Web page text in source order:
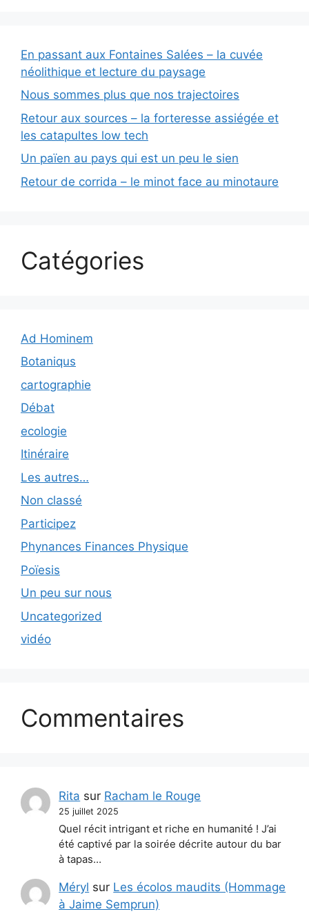
En passant aux Fontaines Salées – la cuvée
néolithique et lecture du paysage
Nous sommes plus que nos trajectoires
Retour aux sources – la forteresse assiégée et
les catapultes low tech
Un païen au pays qui est un peu le sien
Retour de corrida – le minot face au minotaure
Catégories
Ad Hominem
Botaniqus
cartographie
Débat
ecologie
Itinéraire
Les autres…
Non classé
Participez
Phynances Finances Physique
Poïesis
Un peu sur nous
Uncategorized
vidéo
Commentaires
Rita sur Racham le Rouge
25 juillet 2025
Quel récit intrigant et riche en humanité ! J’ai
été captivé par la soirée décrite autour du bar
à tapas…
Méryl sur Les écolos maudits (Hommage
à Jaime Semprun)